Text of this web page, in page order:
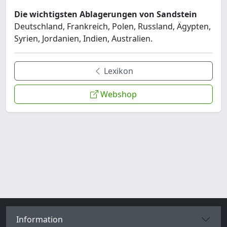
Die wichtigsten Ablagerungen von Sandstein
Deutschland, Frankreich, Polen, Russland, Ägypten,
Syrien, Jordanien, Indien, Australien.
Lexikon
Webshop
Information